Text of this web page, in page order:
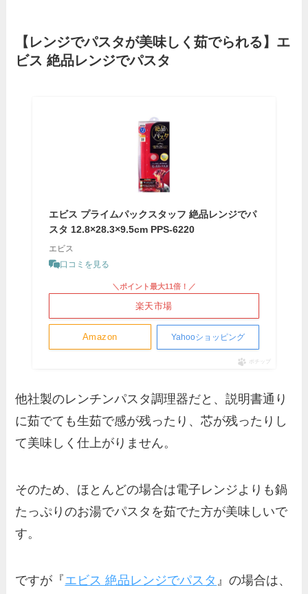
【レンジでパスタが美味しく茹でられる】エ
ビス 絶品レンジでパスタ
エビス プライムパックスタッフ 絶品レンジでパ
スタ 12.8×28.3×9.5cm PPS-6220
エビス
口コミを見る
Amazon
＼ポイント最大11倍！／
楽天市場
Yahooショッピング
ポチップ
他社製のレンチンパスタ調理器だと、説明書通り
に茹でても生茹で感が残ったり、芯が残ったりし
て美味しく仕上がりません。
そのため、ほとんどの場合は電子レンジよりも鍋
たっぷりのお湯でパスタを茹でた方が美味しいで
す。
ですが『エビス 絶品レンジでパスタ 』の場合は、